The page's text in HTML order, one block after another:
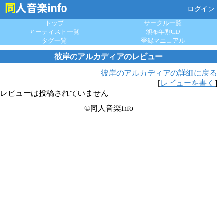
ログイン
トップ
サークル一覧
アーティスト一覧
頒布年別CD
タグ一覧
登録マニュアル
彼岸のアルカディアのレビュー
彼岸のアルカディアの詳細に戻る
[レビューを書く ]
レビューは投稿されていません
©同人音楽info